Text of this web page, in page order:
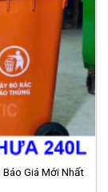
Giá Mới Nhất